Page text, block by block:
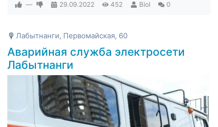
— 29.09.2022 452 Biol 0
Лабытнанги, Первомайская, 60
Аварийная служба электросети
Лабытнанги